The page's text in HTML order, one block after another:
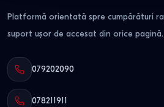
Platformă orientată spre cumpărături
suport ușor de accesat din orice pagină.
079202090
078211911